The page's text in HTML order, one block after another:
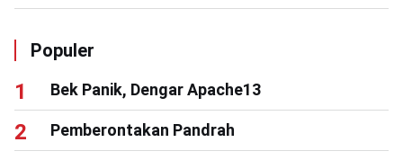
Populer
Bek Panik, Dengar Apache13
Pemberontakan Pandrah